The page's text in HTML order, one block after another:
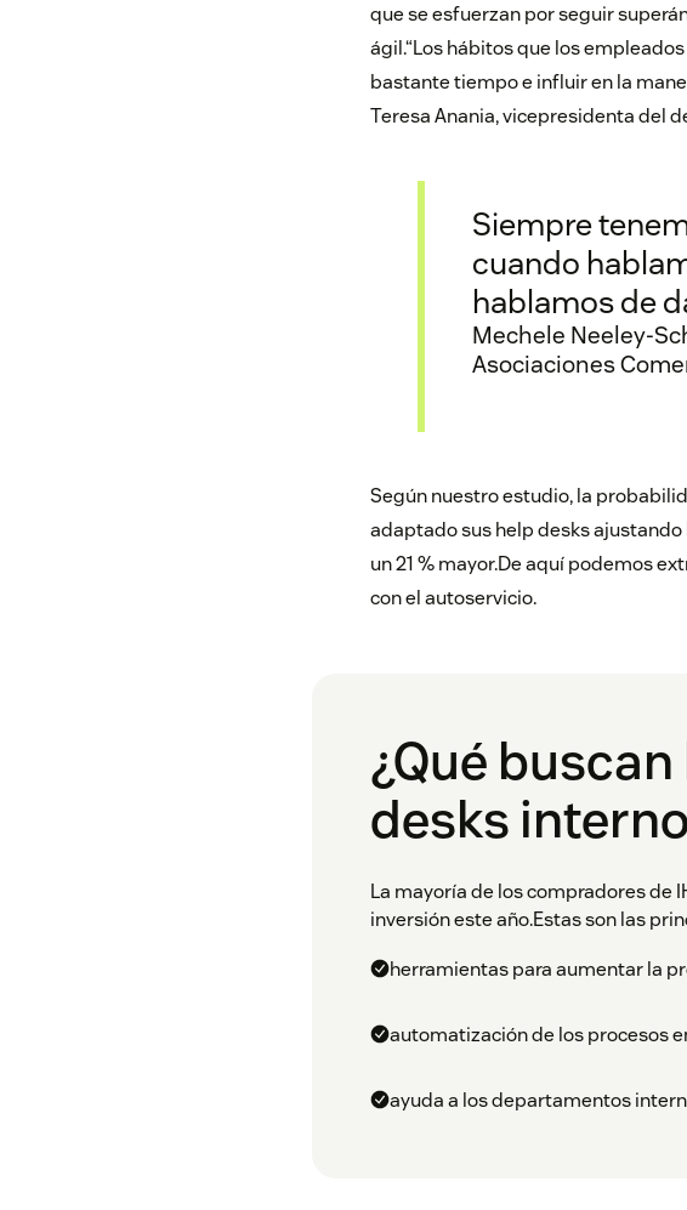
que se esfuerzan por seguir
ágil.“Los hábitos que los
bastante tiempo e influir en la
Teresa Anania, vicepresidenta del
Siempre
cuando
hablamos de
Mechele Neeley-
Asociaciones
Según nuestro estudio, la
adaptado sus help desks
un 21 % mayor.De aquí podemos
con el autoservicio.
¿Qué
desks
La mayoría de los compradores de
inversión este año.Estas son las
herramientas para aumentar la
automatización de los procesos
ayuda a los departamentos